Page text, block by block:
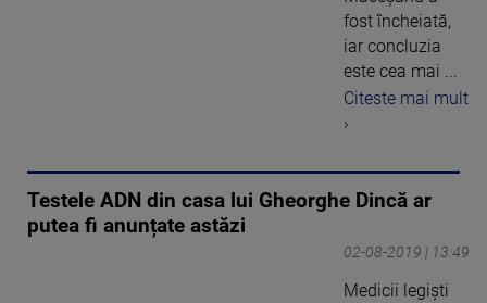
fost încheiată,
iar concluzia
este cea mai ...
Citeste mai mult
›
Testele ADN din casa lui Gheorghe Dincă ar
putea fi anunțate astăzi
02-08-2019 | 13:49
Medicii legiști